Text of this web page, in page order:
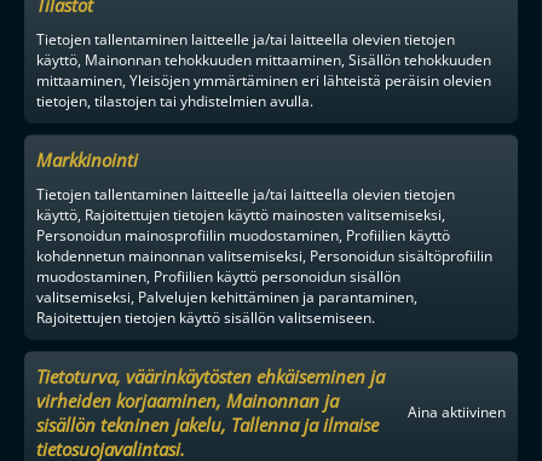
Tietojen tallentaminen laitteelle ja/tai laitteella olevien tietojen
käyttö, Mainonnan tehokkuuden mittaaminen, Sisällön tehokkuuden
mittaaminen, Yleisöjen ymmärtäminen eri lähteistä peräisin olevien
tietojen, tilastojen tai yhdistelmien avulla.
Markkinointi
Tietojen tallentaminen laitteelle ja/tai laitteella olevien tietojen
käyttö, Rajoitettujen tietojen käyttö mainosten valitsemiseksi,
Personoidun mainosprofiilin muodostaminen, Profiilien käyttö
kohdennetun mainonnan valitsemiseksi, Personoidun sisältöprofiilin
muodostaminen, Profiilien käyttö personoidun sisällön
valitsemiseksi, Palvelujen kehittäminen ja parantaminen,
Rajoitettujen tietojen käyttö sisällön valitsemiseen.
Tietoturva, väärinkäytösten ehkäiseminen ja
virheiden korjaaminen, Mainonnan ja
sisällön tekninen jakelu, Tallenna ja ilmaise
tietosuojavalintasi.
Aina aktiivinen